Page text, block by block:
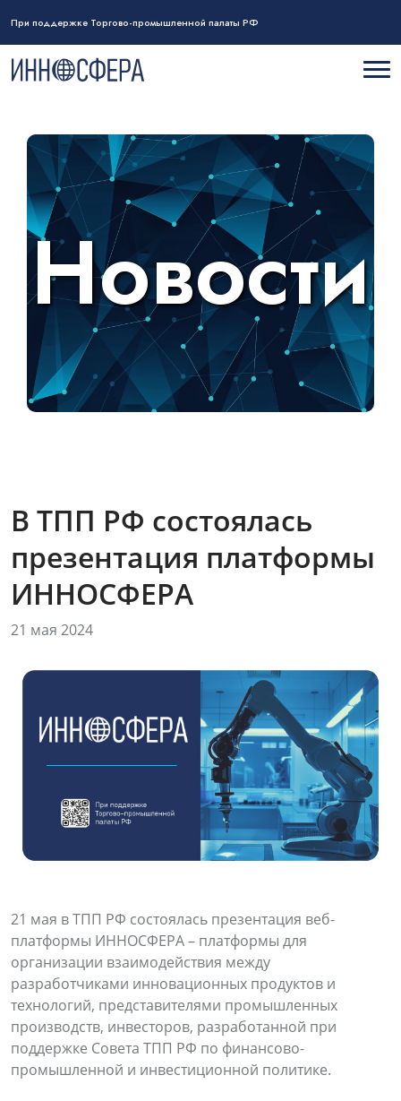
При поддержке Торгово-промышленной палаты РФ
Новости
В ТПП РФ состоялась
презентация платформы
ИННОСФЕРА
21 мая 2024
21 мая в ТПП РФ состоялась презентация веб-
платформы ИННОСФЕРА – платформы для
организации взаимодействия между
разработчиками инновационных продуктов и
технологий, представителями промышленных
производств, инвесторов, разработанной при
поддержке Совета ТПП РФ по финансово-
промышленной и инвестиционной политике.